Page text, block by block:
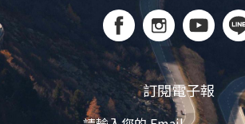
訂閱電子報